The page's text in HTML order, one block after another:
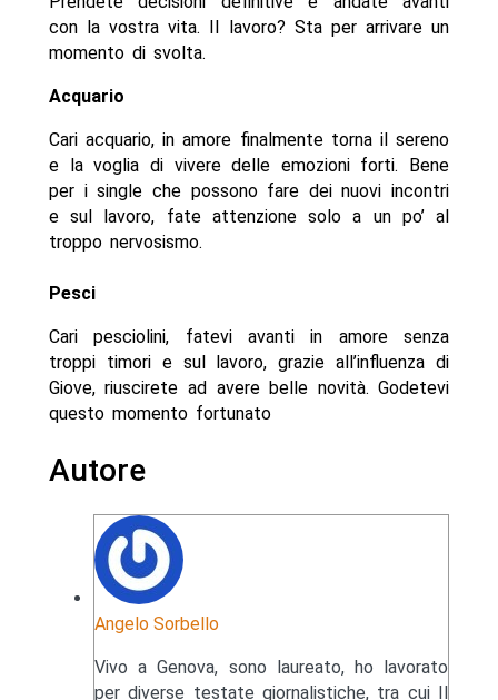
con la vostra vita. Il lavoro? Sta per arrivare un
momento di svolta.
Acquario
Cari acquario, in amore finalmente torna il sereno
e la voglia di vivere delle emozioni forti. Bene
per i single che possono fare dei nuovi incontri
e sul lavoro, fate attenzione solo a un po’ al
troppo nervosismo.
Pesci
Cari pesciolini, fatevi avanti in amore senza
troppi timori e sul lavoro, grazie all’influenza di
Giove, riuscirete ad avere belle novità. Godetevi
questo momento fortunato
Autore
Angelo Sorbello
Vivo a Genova, sono laureato, ho lavorato
per diverse testate giornalistiche, tra cui Il